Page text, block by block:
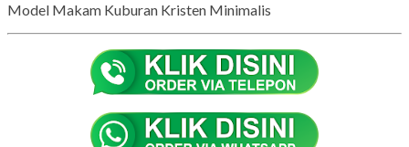
Model Makam Kuburan Kristen Minimalis